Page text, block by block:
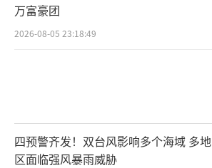
万富豪团
2026-08-05 23:18:49
四预警齐发！双台风影响多个海域 多地
区面临强风暴雨威胁